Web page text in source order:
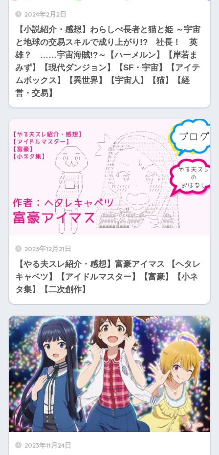
2024年2月2日
【小説紹介・感想】わらしべ長者と猫と姫 ～宇宙
と地球の交易スキルで成り上がり!? 社長！ 英
雄？ ……宇宙海賊!?～【ハーメルン】【岸若ま
みず】【現代ダンジョン】【SF・宇宙】【アイテ
ムボックス】【異世界】【宇宙人】【猫】【経
営・交易】
2023年12月21日
【やる夫スレ紹介・感想】富豪アイマス 【ヘタレ
キャベツ】【アイドルマスター】【富豪】【小ネ
タ集】【二次創作】
2023年11月24日